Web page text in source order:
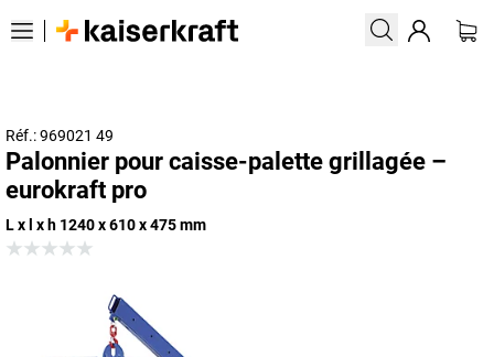
Réf.: 969021 49
Palonnier pour caisse-palette grillagée –
eurokraft pro
L x l x h 1240 x 610 x 475 mm